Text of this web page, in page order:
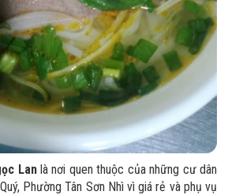
Lan là nơi quen thuộc của những cư dân
Phường Tân Sơn Nhì vì giá rẻ và phụ vụ